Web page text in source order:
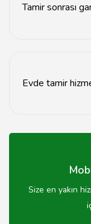
Tamir sonrası
Evde tamir
yerinde
Size en yakın